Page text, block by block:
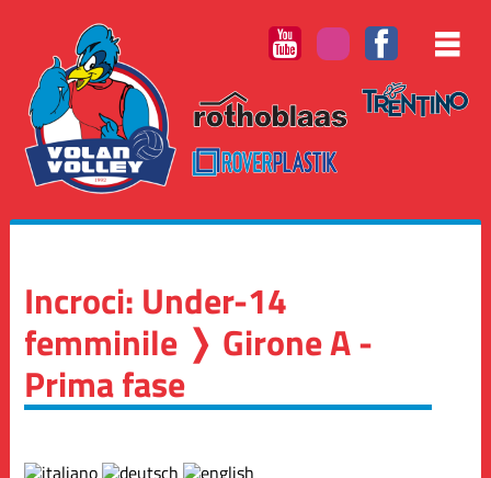
Incroci: Under-14
femminile ❭ Girone A -
Prima fase